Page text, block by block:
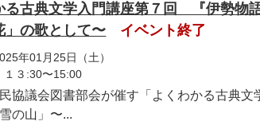
る古典文学入門講座第７回 『伊勢物
」の歌として〜
イベント終了
年01月25日（土）
１３:30〜15:00
協議会図書部会が催す「よくわかる古典
の山」〜...